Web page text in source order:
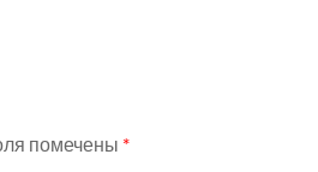
помечены *